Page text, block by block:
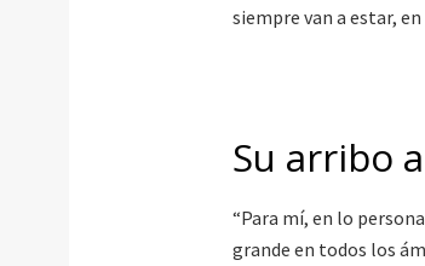
siempre van a estar,
Su arribo
“Para mí, en lo
grande en todos los